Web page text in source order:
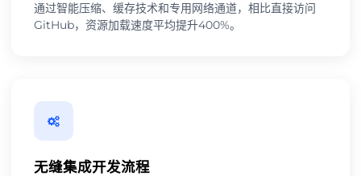
通过智能压缩、缓存技术和专用网络通道，相比直接访问
GitHub，资源加载速度平均提升400%。
无缝集成开发流程